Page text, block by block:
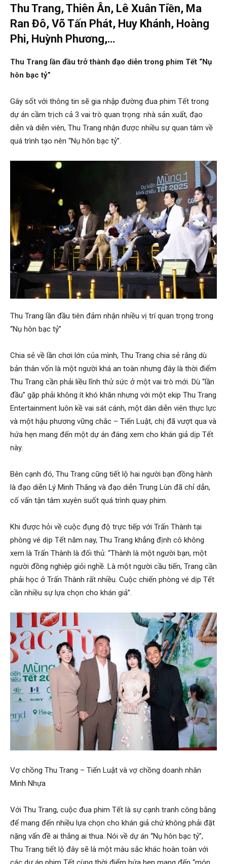
Thu Trang, Thiên Ân, Lê Xuân Tiền, Ma
Ran Đô, Võ Tấn Phát, Huy Khánh, Hoàng
Phi, Huỳnh Phương,…
Thu Trang lần đầu trở thành đạo diễn trong phim Tết “Nụ
hôn bạc tỷ”
Gây sốt với thông tin sẽ gia nhập đường đua phim Tết trong
dự án cầm trịch cả 3 vai trò quan trọng: nhà sản xuất, đạo
diễn và diễn viên, Thu Trang nhận được nhiều sự quan tâm về
quá trình tạo nên “Nụ hôn bạc tỷ”.
Thu Trang lần đầu tiên đảm nhận nhiều vị trí quan trọng trong
“Nụ hôn bạc tỷ”
Chia sẻ về lần chơi lớn của mình, Thu Trang chia sẻ rằng dù
bản thân vốn là một người khá an toàn nhưng đây là thời điểm
Thu Trang cần phải liều lĩnh thử sức ở một vai trò mới. Dù “lần
đầu” gặp phải không ít khó khăn nhưng với một ekip Thu Trang
Entertainment luôn kề vai sát cánh, một dàn diễn viên thực lực
và một hậu phương vững chắc – Tiến Luật, chị đã vượt qua và
hứa hẹn mang đến một dự án đáng xem cho khán giả dịp Tết
này.
Bên cạnh đó, Thu Trang cũng tiết lộ hai người bạn đồng hành
là đạo diễn Lý Minh Thắng và đạo diễn Trung Lùn đã chỉ dẫn,
cố vấn tận tâm xuyên suốt quá trình quay phim.
Khi được hỏi về cuộc đụng độ trực tiếp với Trấn Thành tại
phòng vé dịp Tết năm nay, Thu Trang khẳng định cô không
xem là Trấn Thành là đối thủ: “Thành là một người bạn, một
người đồng nghiệp giỏi nghề. Là một người cầu tiến, Trang cần
phải học ở Trấn Thành rất nhiều. Cuộc chiến phòng vé dịp Tết
cần nhiều sự lựa chọn cho khán giả”.
Vợ chồng Thu Trang – Tiến Luật và vợ chồng doanh nhân
Minh Nhựa
Với Thu Trang, cuộc đua phim Tết là sự cạnh tranh công bằng
để mang đến nhiều lựa chọn cho khán giả chứ không phải đặt
nặng vấn đề ai thắng ai thua. Nói về dự án “Nụ hôn bạc tỷ”,
Thu Trang tiết lộ đây sẽ là một màu sắc khác hoàn toàn với